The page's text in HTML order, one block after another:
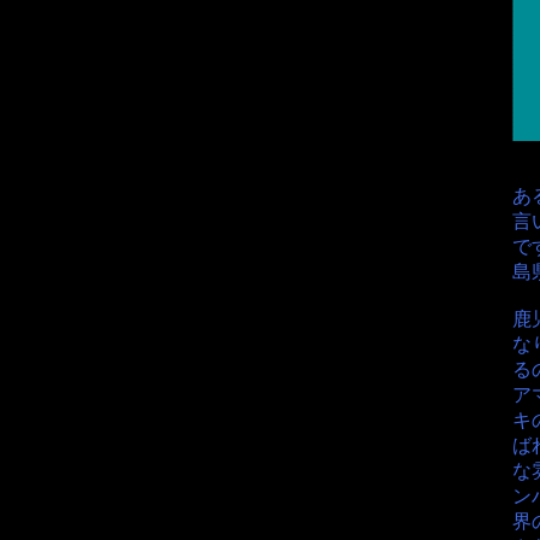
あ
言
で
島
鹿
な
る
ア
キ
ば
な
ン
界